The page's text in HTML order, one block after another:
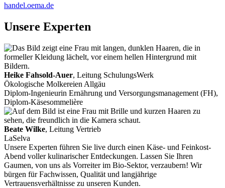
handel.oema.de
Unsere Experten
Heike Fahsold-Auer, Leitung SchulungsWerk
Ökologische Molkereien Allgäu
Diplom-Ingenieurin Ernährung und Versorgungsmanagement (FH),
Diplom-Käsesommelière
Beate Wilke, Leitung Vertrieb
LaSelva
Unsere Experten führen Sie live durch einen Käse- und Feinkost-
Abend voller kulinarischer Entdeckungen. Lassen Sie Ihren
Gaumen, von uns als Vorreiter im Bio-Sektor, verzaubern! Wir
bürgen für Fachwissen, Qualität und langjährige
Vertrauensverhältnisse zu unseren Kunden.